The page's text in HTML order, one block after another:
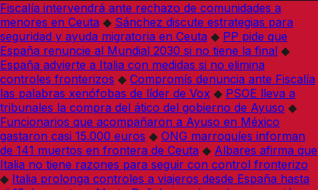
Fiscalía intervendrá ante rechazo de comunidades a
menores en Ceuta ◆ Sánchez discute estrategias para
seguridad y ayuda migratoria en Ceuta ◆ PP pide que
España renuncie al Mundial 2030 si no tiene la final ◆
España advierte a Italia con medidas si no elimina
controles fronterizos ◆ Compromís denuncia ante Fiscalía
las palabras xenófobas de líder de Vox ◆ PSOE lleva a
tribunales la compra del ático del gobierno de Ayuso ◆
Funcionarios que acompañaron a Ayuso en México
gastaron casi 15.000 euros ◆ ONG marroquíes informan
de 141 muertos en frontera de Ceuta ◆ Albares afirma que
Italia no tiene razones para seguir con control fronterizo
◆ Italia prolonga controles a viajeros desde España hasta